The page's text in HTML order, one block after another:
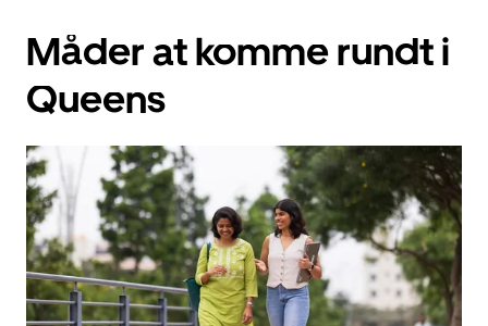
interagere
med
og
vælg
dato.
Tryk
på
knappen
Esc
for
at
lukke
kalenderen.
Måder at komme rundt i
Queens